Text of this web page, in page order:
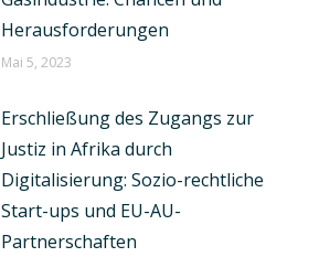
Herausforderungen
Mai 5, 2023
Erschließung des Zugangs zur
Justiz in Afrika durch
Digitalisierung: Sozio-rechtliche
Start-ups und EU-AU-
Partnerschaften